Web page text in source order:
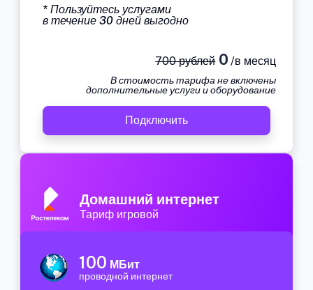
* Пользуйтесь услугами
в течение 30 дней выгодно
700 рублей0 /в месяц
В стоимость тарифа не включены
дополнительные услуги и оборудование
Подключить
Домашний интернет
Тариф игровой
100 МБит
проводной интернет